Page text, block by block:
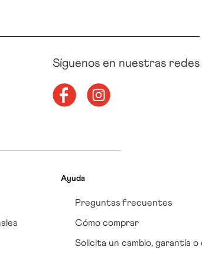
Síguenos en nuestras redes
Ayuda
Preguntas frecuentes
Cómo comprar
Solicita un cambio, garantía o